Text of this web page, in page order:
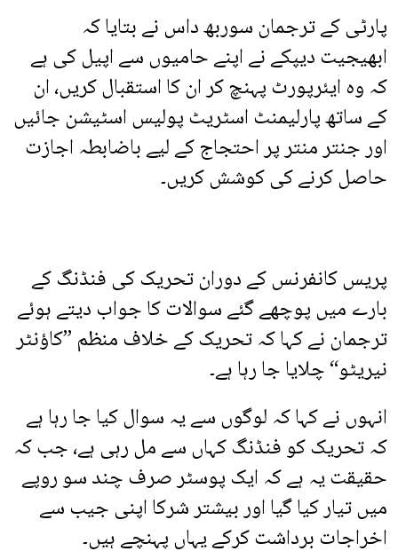
پارٹی کے ترجمان سوربھ داس نے بتایا کہ
ابھیجیت دیپکے نے اپنے حامیوں سے اپیل کی ہے
کہ وہ ایئرپورٹ پہنچ کر ان کا استقبال کریں، ان
کے ساتھ پارلیمنٹ اسٹریٹ پولیس اسٹیشن جائیں
اور جنتر منتر پر احتجاج کے لیے باضابطہ اجازت
حاصل کرنے کی کوشش کریں۔
پریس کانفرنس کے دوران تحریک کی فنڈنگ کے
بارے میں پوچھے گئے سوالات کا جواب دیتے ہوئے
ترجمان نے کہا کہ تحریک کے خلاف منظم ”کاؤنٹر
نیریٹو“ چلایا جا رہا ہے۔
انہوں نے کہا کہ لوگوں سے یہ سوال کیا جا رہا ہے
کہ تحریک کو فنڈنگ کہاں سے مل رہی ہے، جب کہ
حقیقت یہ ہے کہ ایک پوسٹر صرف چند سو روپے
میں تیار کیا گیا اور بیشتر شرکا اپنی جیب سے
اخراجات برداشت کرکے یہاں پہنچے ہیں۔